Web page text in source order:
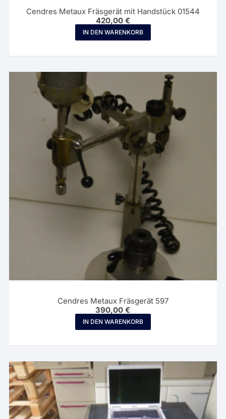
Cendres Metaux Fräsgerät mit Handstück 01544
420,00 €
IN DEN WARENKORB
Cendres Metaux Fräsgerät 597
390,00€
IN DEN WARENKORB